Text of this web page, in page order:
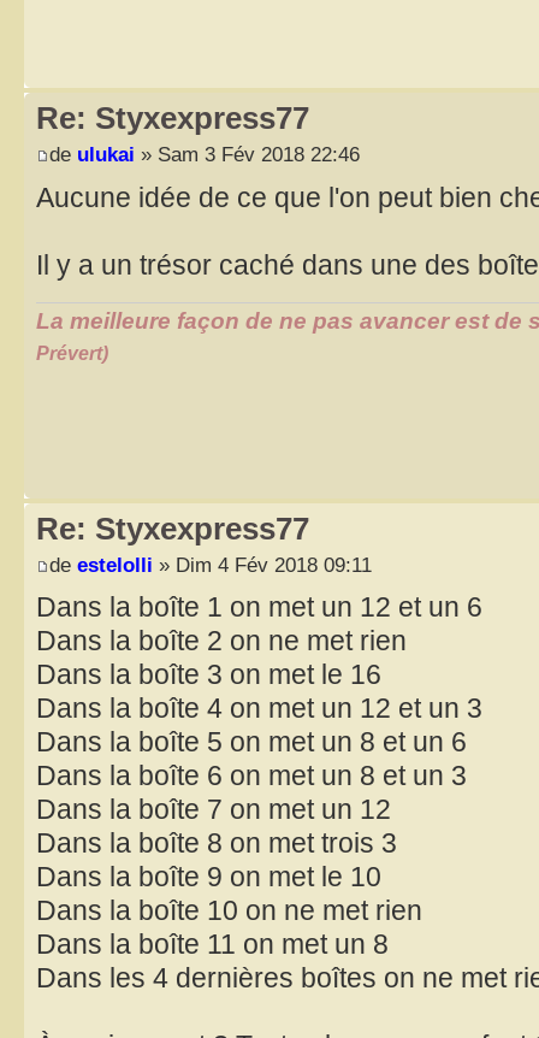
Re: Styxexpress77
de ulukai » Sam 3 Fév 2018 22:46
Aucune idée de ce que l'on peut bien
Il y a un trésor caché dans une des
La meilleure façon de ne pas avancer est de
Prévert)
Re: Styxexpress77
de estelolli » Dim 4 Fév 2018 09:11
Dans la boîte 1 on met un 12 et un 6
Dans la boîte 2 on ne met rien
Dans la boîte 3 on met le 16
Dans la boîte 4 on met un 12 et un 3
Dans la boîte 5 on met un 8 et un 6
Dans la boîte 6 on met un 8 et un 3
Dans la boîte 7 on met un 12
Dans la boîte 8 on met trois 3
Dans la boîte 9 on met le 10
Dans la boîte 10 on ne met rien
Dans la boîte 11 on met un 8
Dans les 4 dernières boîtes on ne met